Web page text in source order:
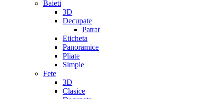
Baieti
3D
Decupate
Patrat
Eticheta
Panoramice
Pliate
Simple
Fete
3D
Clasice